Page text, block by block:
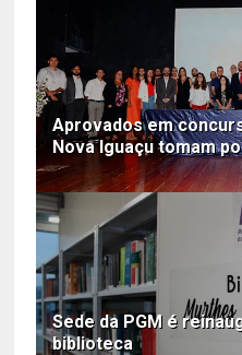
Aprovados em
Nova Iguaçu tomam
Sede da PGM é
biblioteca